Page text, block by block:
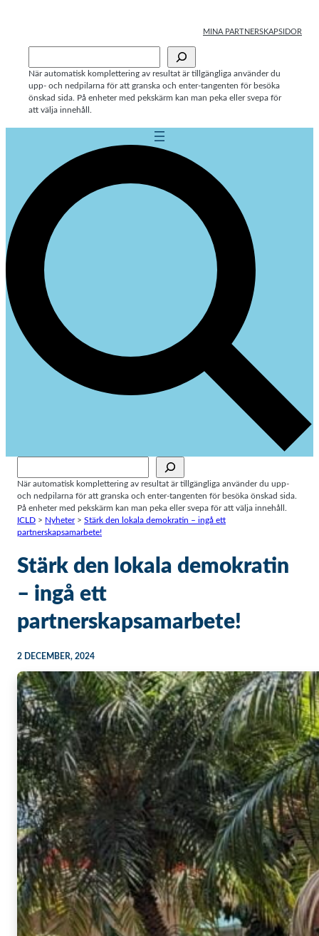
MINA PARTNERSKAPSIDOR
När automatisk komplettering av resultat är tillgängliga använder du
upp- och nedpilarna för att granska och enter-tangenten för besöka
önskad sida. På enheter med pekskärm kan man peka eller svepa för
att välja innehåll.
När automatisk komplettering av resultat är tillgängliga använder du upp-
och nedpilarna för att granska och enter-tangenten för besöka önskad sida.
På enheter med pekskärm kan man peka eller svepa för att välja innehåll.
ICLD > Nyheter> Stärk den lokala demokratin – ingå ett
partnerskapsamarbete!
Stärk den lokala demokratin
– ingå ett
partnerskapsamarbete!
2 DECEMBER, 2024